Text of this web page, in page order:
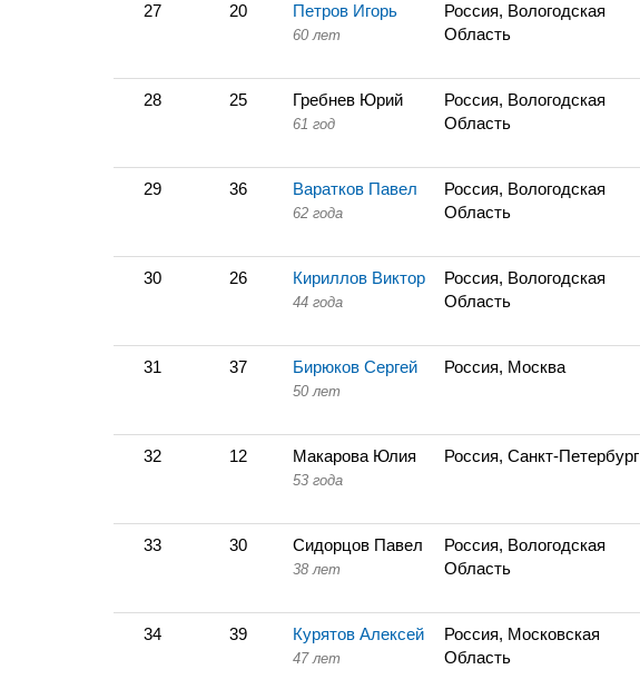
27 20 Петров Игорь
60 лет
Россия, Вологодская
Область
28 25 Гребнев Юрий
61 год
Россия, Вологодская
Область
29 36 Варатков Павел
62 года
Россия, Вологодская
Область
30 26 Кириллов Виктор
44 года
Россия, Вологодская
Область
31 37 Бирюков Сергей
50 лет
Россия, Москва
32 12 Макарова Юлия
53 года
Россия, Санкт-Петербург
33 30 Сидорцов Павел
38 лет
Россия, Вологодская
Область
34 39 Курятов Алексей
47 лет
Россия, Московская
Область